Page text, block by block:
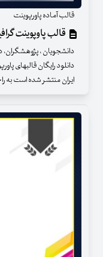
قالب آماده پاورپوینت
قالب پاوپوینت
دانشجویان ، پژوهشگران،
دانلود رایگان قالبهای
ایران منتشر شده است به